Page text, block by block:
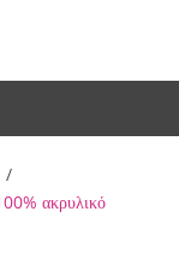
/
ακρυλικό